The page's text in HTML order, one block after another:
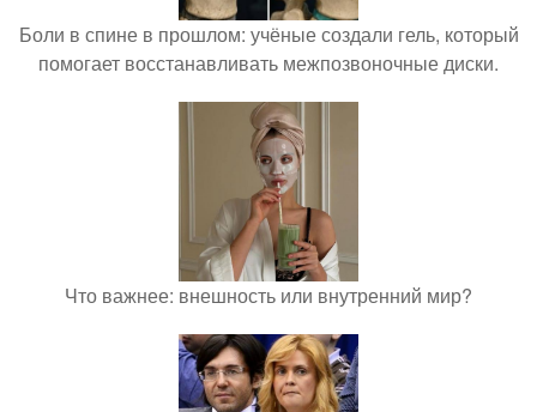
Боли в спине в прошлом: учёные создали гель, который
помогает восстанавливать межпозвоночные диски.
Что важнее: внешность или внутренний мир?